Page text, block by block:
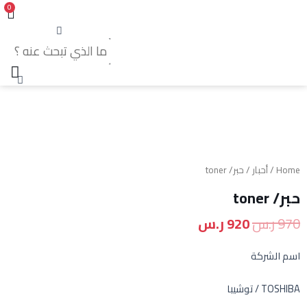
0
Home
/أحبار/ حبر/ toner
حبر/ toner
970ر.س920ر.س
اسم الشركة
TOSHIBA / توشيبا